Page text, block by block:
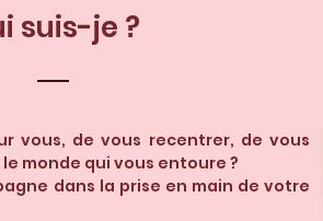
suis-je ?
vous, de vous recentrer, de vous
monde qui vous entoure ?
dans la prise en main de votre